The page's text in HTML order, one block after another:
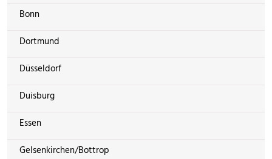
Bonn
Dortmund
Düsseldorf
Duisburg
Essen
Gelsenkirchen/Bottrop